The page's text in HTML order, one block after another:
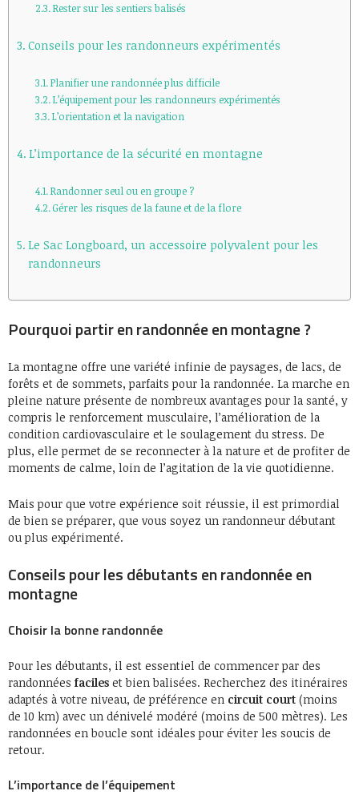
Rester sur les sentiers balisés
Conseils pour les randonneurs expérimentés
Planifier une randonnée plus difficile
L’équipement pour les randonneurs expérimentés
L’orientation et la navigation
L’importance de la sécurité en montagne
Randonner seul ou en groupe ?
Gérer les risques de la faune et de la flore
Le Sac Longboard, un accessoire polyvalent pour les
randonneurs
Pourquoi partir en randonnée en montagne ?
La montagne offre une variété infinie de paysages, de lacs, de
forêts et de sommets, parfaits pour la randonnée. La marche en
pleine nature présente de nombreux avantages pour la santé, y
compris le renforcement musculaire, l’amélioration de la
condition cardiovasculaire et le soulagement du stress. De
plus, elle permet de se reconnecter à la nature et de profiter de
moments de calme, loin de l’agitation de la vie quotidienne.
Mais pour que votre expérience soit réussie, il est primordial
de bien se préparer, que vous soyez un randonneur débutant
ou plus expérimenté.
Conseils pour les débutants en randonnée en
montagne
Choisir la bonne randonnée
Pour les débutants, il est essentiel de commencer par des
randonnées faciles et bien balisées. Recherchez des itinéraires
adaptés à votre niveau, de préférence en circuit court (moins
de 10 km) avec un dénivelé modéré (moins de 500 mètres). Les
randonnées en boucle sont idéales pour éviter les soucis de
retour.
L’importance de l’équipement